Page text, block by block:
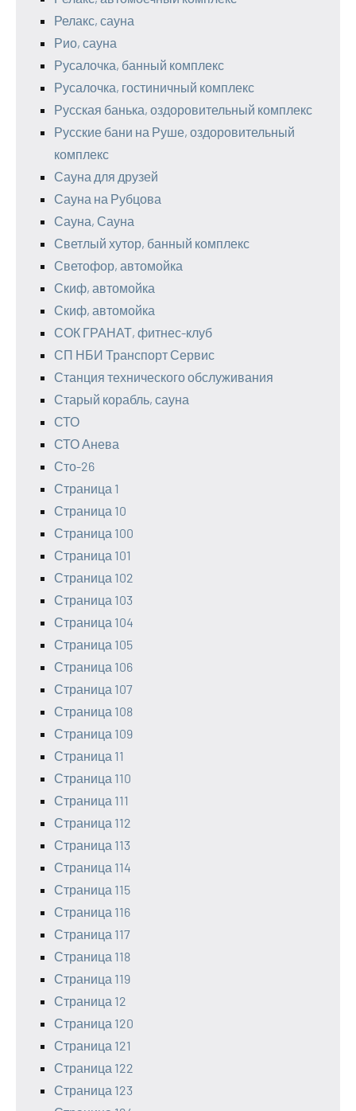
Релакс, сауна
Рио, сауна
Русалочка, банный комплекс
Русалочка, гостиничный комплекс
Русская банька, оздоровительный комплекс
Русские бани на Руше, оздоровительный
комплекс
Сауна для друзей
Сауна на Рубцова
Сауна, Сауна
Светлый хутор, банный комплекс
Светофор, автомойка
Скиф, автомойка
Скиф, автомойка
СОК ГРАНАТ, фитнес-клуб
СП НБИ Транспорт Сервис
Станция технического обслуживания
Старый корабль, сауна
СТО
СТО Анева
Сто-26
Страница 1
Страница 10
Страница 100
Страница 101
Страница 102
Страница 103
Страница 104
Страница 105
Страница 106
Страница 107
Страница 108
Страница 109
Страница 11
Страница 110
Страница 111
Страница 112
Страница 113
Страница 114
Страница 115
Страница 116
Страница 117
Страница 118
Страница 119
Страница 12
Страница 120
Страница 121
Страница 122
Страница 123